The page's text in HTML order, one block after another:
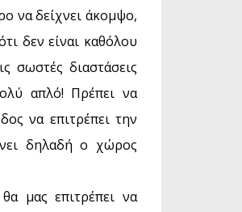
να δείχνει άκομψο,
δεν είναι καθόλου
σωστές διαστάσεις
απλό! Πρέπει να
να επιτρέπει την
δηλαδή ο χώρος
μας επιτρέπει να